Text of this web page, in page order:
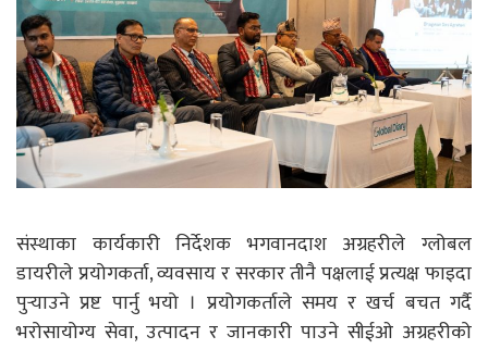
संस्थाका कार्यकारी निर्देशक भगवानदाश अग्रहरीले ग्लोबल
डायरीले प्रयोगकर्ता, व्यवसाय र सरकार तीनै पक्षलाई प्रत्यक्ष फाइदा
पुर्‍याउने प्रष्ट पार्नु भयो । प्रयोगकर्ताले समय र खर्च बचत गर्दै
भरोसायोग्य सेवा, उत्पादन र जानकारी पाउने सीईओ अग्रहरीको